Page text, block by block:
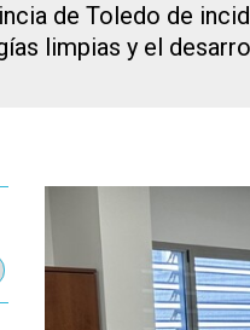
buscar o ESC para cerrar
de Toledo de
limpias y el